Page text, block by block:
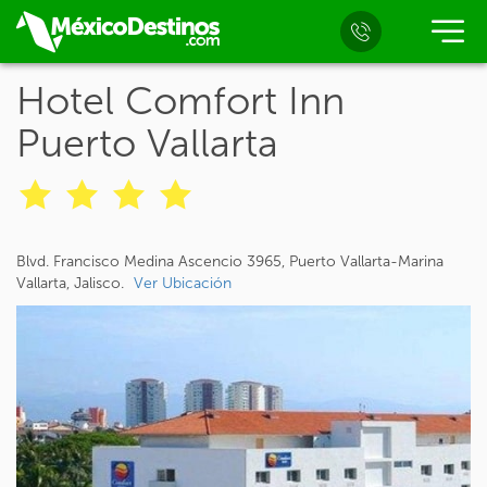
Hotel Comfort Inn
Puerto Vallarta
Blvd. Francisco Medina Ascencio 3965, Puerto Vallarta-Marina
Vallarta, Jalisco. Ver Ubicación